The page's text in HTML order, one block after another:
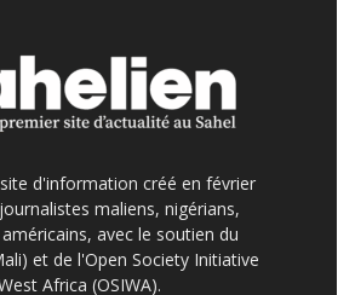
d'information créé en février
maliens, nigérians,
avec le soutien du
et de l'Open Society Initiative
Africa (OSIWA).